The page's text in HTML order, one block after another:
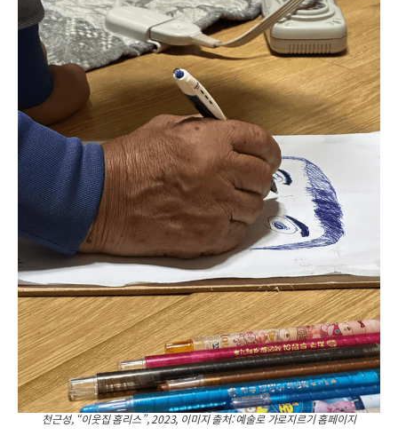
천근성, “이웃집 홈리스”, 2023, 이미지 출처: 예술로 가로지르기 홈페이지